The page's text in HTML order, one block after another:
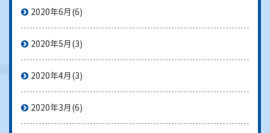
2020年6月 (6)
2020年5月 (3)
2020年4月 (3)
2020年3月 (6)